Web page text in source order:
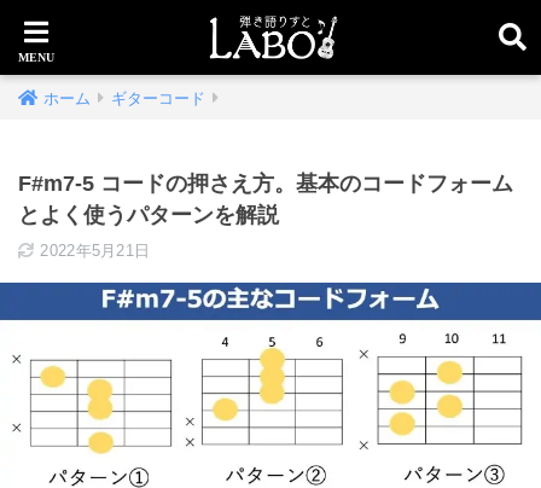
ホーム ギターコード
F#m7-5 コードの押さえ方。基本のコードフォーム
とよく使うパターンを解説
2022年5月21日